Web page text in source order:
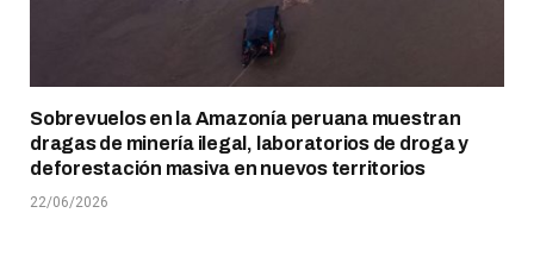
Sobrevuelos en la Amazonía peruana muestran
dragas de minería ilegal, laboratorios de droga y
deforestación masiva en nuevos territorios
22/06/2026